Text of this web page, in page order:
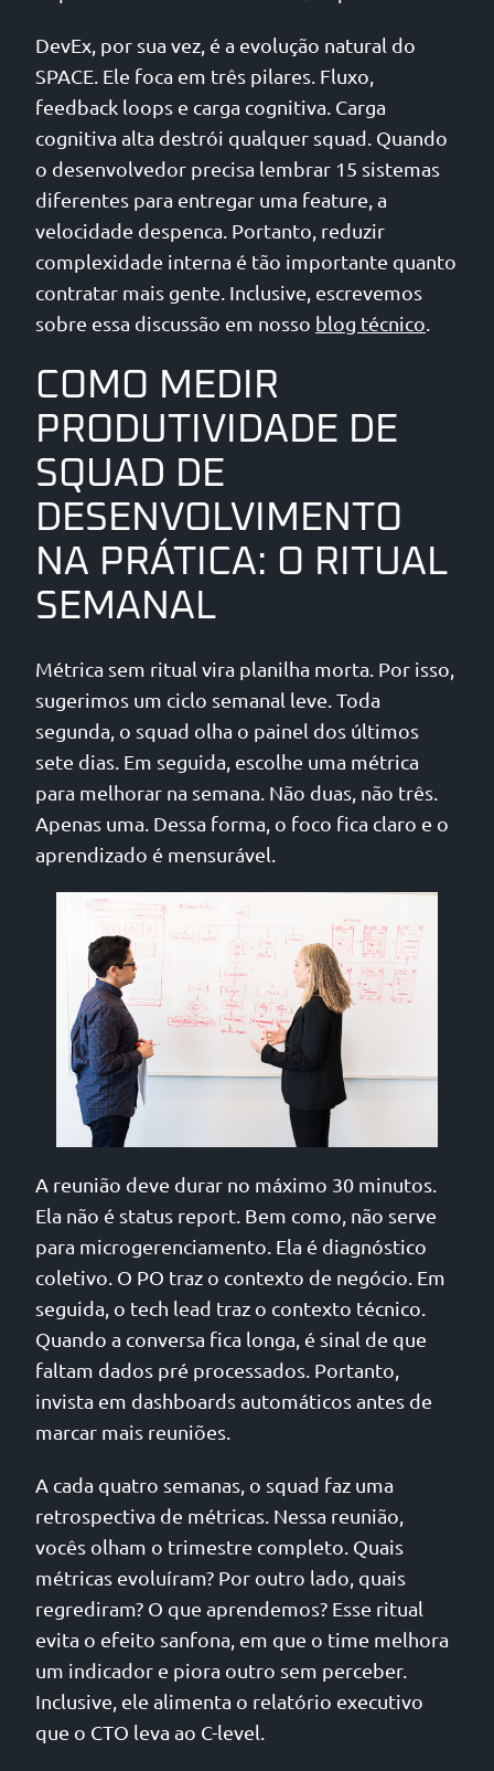
DevEx, por sua vez, é a evolução natural do
SPACE. Ele foca em três pilares. Fluxo,
feedback loops e carga cognitiva. Carga
cognitiva alta destrói qualquer squad. Quando
o desenvolvedor precisa lembrar 15 sistemas
diferentes para entregar uma feature, a
velocidade despenca. Portanto, reduzir
complexidade interna é tão importante quanto
contratar mais gente. Inclusive, escrevemos
sobre essa discussão em nosso blog técnico.
COMO MEDIR
PRODUTIVIDADE DE
SQUAD DE
DESENVOLVIMENTO
NA PRÁTICA: O RITUAL
SEMANAL
Métrica sem ritual vira planilha morta. Por isso,
sugerimos um ciclo semanal leve. Toda
segunda, o squad olha o painel dos últimos
sete dias. Em seguida, escolhe uma métrica
para melhorar na semana. Não duas, não três.
Apenas uma. Dessa forma, o foco fica claro e o
aprendizado é mensurável.
A reunião deve durar no máximo 30 minutos.
Ela não é status report. Bem como, não serve
para microgerenciamento. Ela é diagnóstico
coletivo. O PO traz o contexto de negócio. Em
seguida, o tech lead traz o contexto técnico.
Quando a conversa fica longa, é sinal de que
faltam dados pré processados. Portanto,
invista em dashboards automáticos antes de
marcar mais reuniões.
A cada quatro semanas, o squad faz uma
retrospectiva de métricas. Nessa reunião,
vocês olham o trimestre completo. Quais
métricas evoluíram? Por outro lado, quais
regrediram? O que aprendemos? Esse ritual
evita o efeito sanfona, em que o time melhora
um indicador e piora outro sem perceber.
Inclusive, ele alimenta o relatório executivo
que o CTO leva ao C-level.